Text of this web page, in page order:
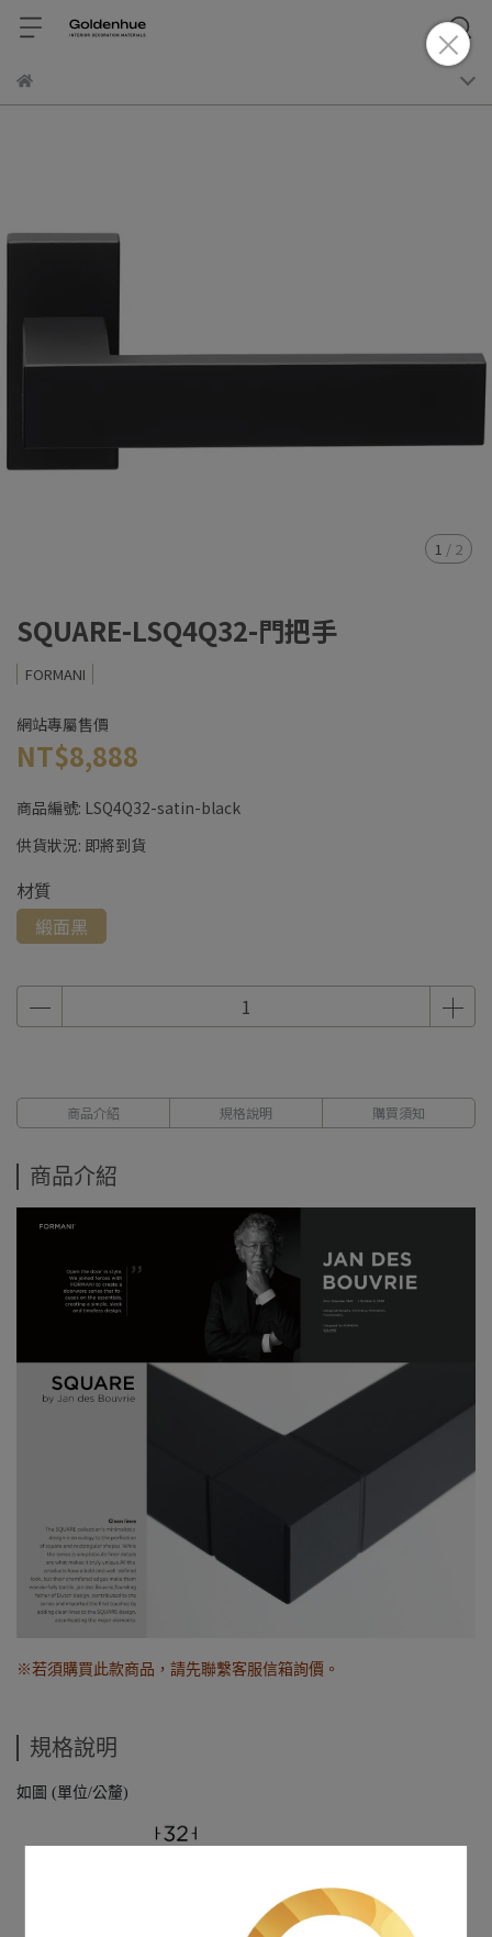
1 / 2
SQUARE-LSQ4Q32-門把手
FORMANI
網站專屬售價
NT$8,888
商品編號: LSQ4Q32-satin-black
供貨狀況: 即將到貨
材質
緞面黑
商品介紹 規格說明 購買須知
商品介紹
※若須購買此款商品，請先聯繫客服信箱詢價。
規格說明
如圖 (單位/公釐)